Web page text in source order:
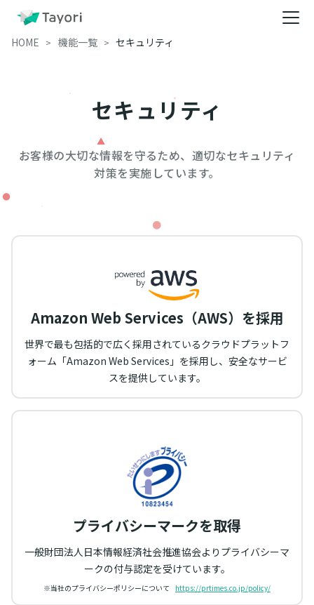
HOME 機能一覧 セキュリティ
セキュリティ
お客様の大切な情報を守るため、適切なセキュリティ
対策を実施しています。
Amazon Web Services（AWS）を採用
世界で最も包括的で広く採用されているクラウドプラットフ
ォーム「Amazon Web Services」を採用し、安全なサービ
スを提供しています。
プライバシーマークを取得
一般財団法人日本情報経済社会推進協会よりプライバシーマ
ークの付与認定を受けています。
※当社のプライバシーポリシーについて https://prtimes.co.jp/policy/